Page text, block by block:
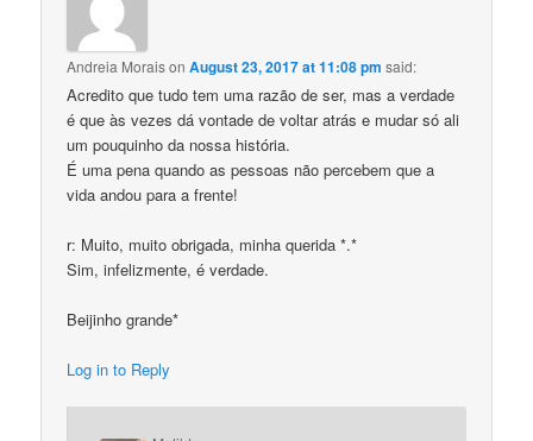
Andreia MoraisonAugust 23, 2017 at 11:08 pm said:
Acredito que tudo tem uma razão de ser, mas a verdade
é que às vezes dá vontade de voltar atrás e mudar só ali
um pouquinho da nossa história.
É uma pena quando as pessoas não percebem que a
vida andou para a frente!
r: Muito, muito obrigada, minha querida *.*
Sim, infelizmente, é verdade.
Beijinho grande*
Log in to Reply